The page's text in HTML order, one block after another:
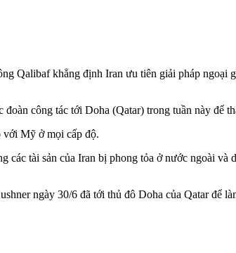
Qalibaf khẳng định Iran ưu tiên giải pháp ngoại
công tác tới Doha (Qatar) trong tuần này để
với Mỹ ở mọi cấp độ.
tài sản của Iran bị phong tỏa ở nước ngoài
ngày 30/6 đã tới thủ đô Doha của Qatar để